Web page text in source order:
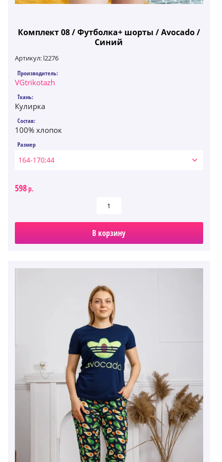
Комплект 08 / Футболка+ шорты / Avocado /
Синий
Артикул: l2276
Производитель:
VGtrikotazh
Ткань:
Кулирка
Состав:
100% хлопок
Размер
164-170;44
598р.
В корзину